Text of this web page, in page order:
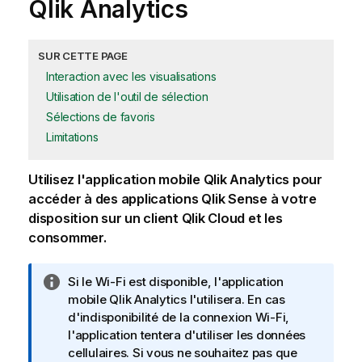
Qlik Analytics
SUR CETTE PAGE
Interaction avec les visualisations
Utilisation de l'outil de sélection
Sélections de favoris
Limitations
Utilisez l'application mobile Qlik Analytics pour
accéder à des applications Qlik Senseà votre
disposition sur un client Qlik Cloud et les
consommer.
N
o
t
e
I
Si le Wi-Fi est disponible, l'application
mobile Qlik Analyticsl'utilisera. En cas
d'indisponibilité de la connexion Wi-Fi,
l'application tentera d'utiliser les données
cellulaires. Si vous ne souhaitez pas que